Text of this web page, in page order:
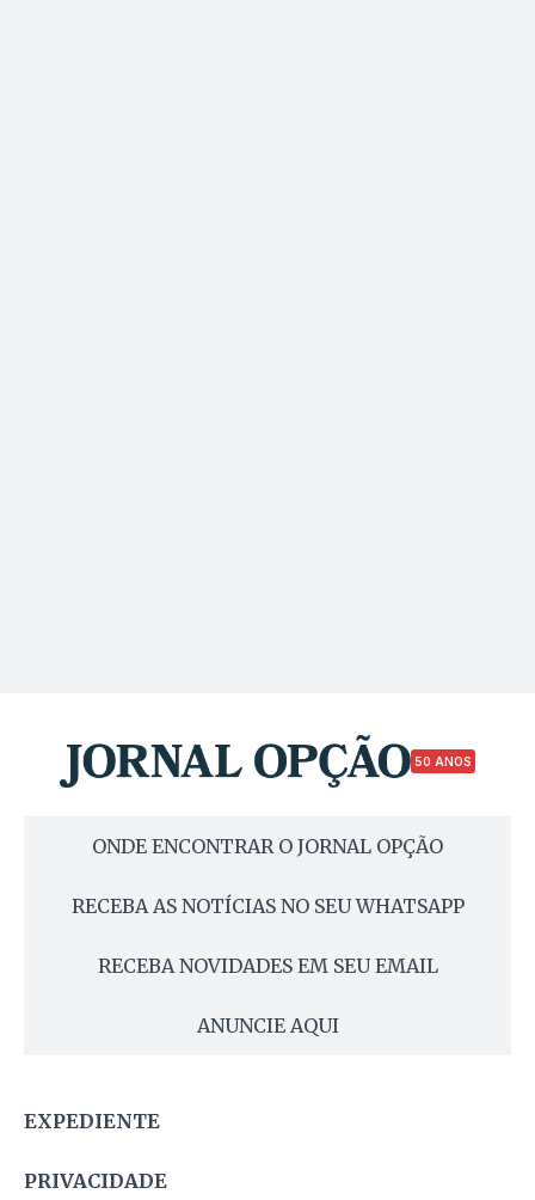
50 ANOS
ONDE ENCONTRAR O JORNAL OPÇÃO
RECEBA AS NOTÍCIAS NO SEU WHATSAPP
RECEBA NOVIDADES EM SEU EMAIL
ANUNCIE AQUI
EXPEDIENTE
PRIVACIDADE